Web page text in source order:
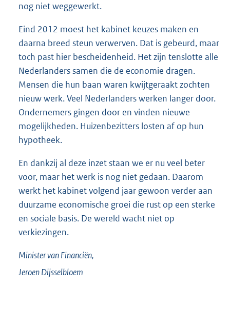
nog niet weggewerkt.
Eind 2012 moest het kabinet keuzes maken en
daarna breed steun verwerven. Dat is gebeurd, maar
toch past hier bescheidenheid. Het zijn tenslotte alle
Nederlanders samen die de economie dragen.
Mensen die hun baan waren kwijtgeraakt zochten
nieuw werk. Veel Nederlanders werken langer door.
Ondernemers gingen door en vinden nieuwe
mogelijkheden. Huizenbezitters losten af op hun
hypotheek.
En dankzij al deze inzet staan we er nu veel beter
voor, maar het werk is nog niet gedaan. Daarom
werkt het kabinet volgend jaar gewoon verder aan
duurzame economische groei die rust op een sterke
en sociale basis. De wereld wacht niet op
verkiezingen.
Minister van Financiën,
JeroenDijsselbloem